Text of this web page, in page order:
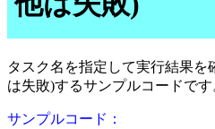
タスク名を指定して実行結果を
は失敗)するサンプルコードです
サンプルコード：